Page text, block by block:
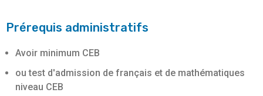
Prérequis administratifs
Avoir minimum CEB
ou test d'admission de français et de mathématiques
niveau CEB